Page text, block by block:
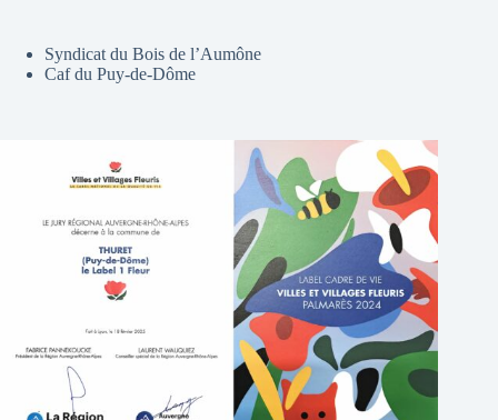
Syndicat du Bois de l’Aumône
Caf du Puy-de-Dôme